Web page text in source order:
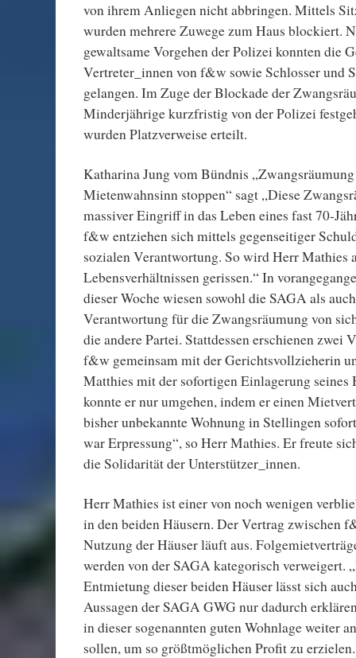
von ihrem Anliegen nicht abbringen. Mittels
wurden mehrere Zuwege zum Haus blockiert.
gewaltsame Vorgehen der Polizei konnten die
Vertreter_innen von f&w sowie Schlosser und
gelangen. Im Zuge der Blockade der
Minderjährige kurzfristig von der Polizei
wurden Platzverweise erteilt.
Katharina Jung vom Bündnis
Mietenwahnsinn stoppen“ sagt „Diese
massiver Eingriff in das Leben eines fast 70-
f&w entziehen sich mittels gegenseitiger
sozialen Verantwortung. So wird Herr Mathies
Lebensverhältnissen gerissen.“ In
dieser Woche wiesen sowohl die SAGA als
Verantwortung für die Zwangsräumung von
die andere Partei. Stattdessen erschienen zwei
f&w gemeinsam mit der Gerichtsvollzieherin
Matthies mit der sofortigen Einlagerung seines
konnte er nur umgehen, indem er einen
bisher unbekannte Wohnung in Stellingen
war Erpressung“, so Herr Mathies. Er freute
die Solidarität der Unterstützer_innen.
Herr Mathies ist einer von noch wenigen
in den beiden Häusern. Der Vertrag zwischen
Nutzung der Häuser läuft aus.
werden von der SAGA kategorisch verweigert.
Entmietung dieser beiden Häuser lässt sich
Aussagen der SAGA GWG nur dadurch
in dieser sogenannten guten Wohnlage weiter
sollen, um so größtmöglichen Profit zu